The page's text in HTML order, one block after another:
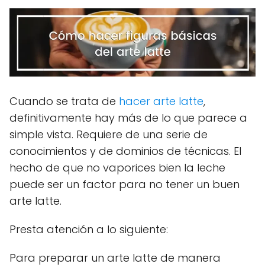
Cuando se trata de hacer arte latte,
definitivamente hay más de lo que parece a
simple vista. Requiere de una serie de
conocimientos y de dominios de técnicas. El
hecho de que no vaporices bien la leche
puede ser un factor para no tener un buen
arte latte.
Presta atención a lo siguiente:
Para preparar un arte latte de manera